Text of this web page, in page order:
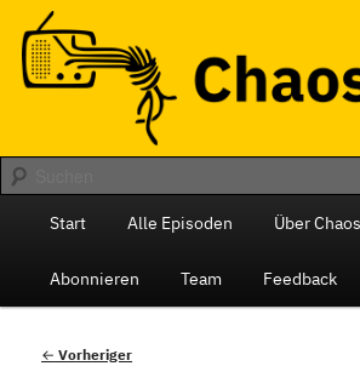
primären
Inhalt
springenChaosradio
Das monatliche Radio des Chaos Computer Club
Start Alle Episoden Über
Abonnieren Team Feedback
Beitragsnavigation
← Vorheriger